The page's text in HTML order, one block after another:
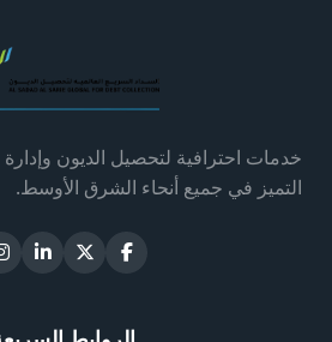
خدمات احترافية لتحصيل الديون وإدارة
التميز في جميع أنحاء الشرق الأوسط.